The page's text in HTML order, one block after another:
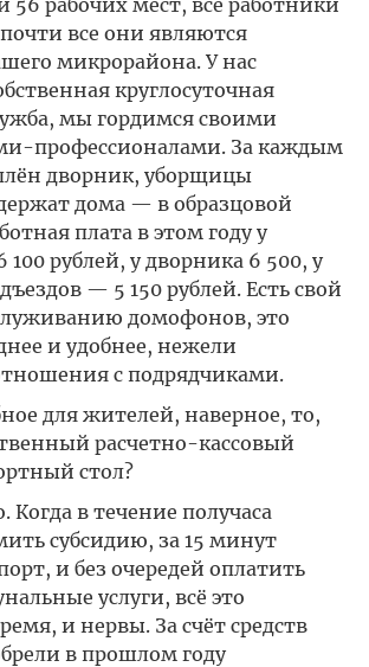
рабочих мест, все работники
все они являются
микрорайона. У нас
круглосуточная
мы гордимся своими
профессионалами. За каждым
дворник, уборщицы
дома — в образцовой
плата в этом году у
100 рублей, у дворника 6 500, у
— 5 150 рублей. Есть свой
домофонов, это
и удобнее, нежели
с подрядчиками.
для жителей, наверное, то,
расчетно-кассовый
стол?
Когда в течение получаса
субсидию, за 15 минут
и без очередей оплатить
услуги, всё это
и нервы. За счёт средств
в прошлом году